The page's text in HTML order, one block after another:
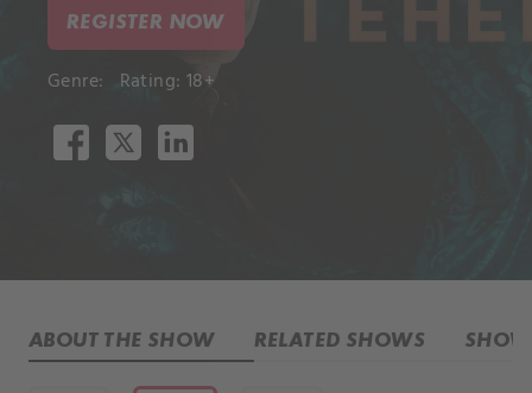
REGISTER NOW
Genre: Rating: 18+
ABOUT THE SHOW RELATED SHOWS